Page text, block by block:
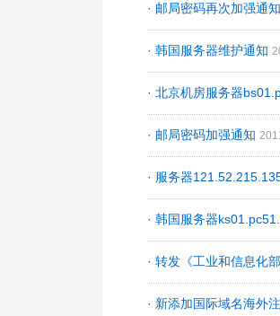
· 邮局密码再次加强通知
· 韩国服务器维护通知
· 北京机房服务器
· 邮局密码加强通知
· 服务器
· 韩国服务器
· 转发《工业和信息化
· 新添加国际域名海外